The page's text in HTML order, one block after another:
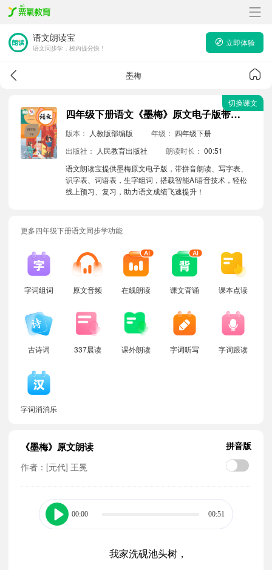
语文朗读宝
语文同步学，校内提分快！
立即体验
墨梅
四年级下册语文《墨梅》原文电子版带拼音朗读音频
版本： 人教版部编版 年级： 四年级下册
出版社：
人民教育出版社 朗读时长： 00:51
语文朗读宝提供墨梅原文电子版，带拼音朗读、写字表、
识字表、词语表，生字组词，搭载智能AI语音技术，轻松
线上预习、复习，助力语文成绩飞速提升！
切换课文
更多四年级下册语文同步学功能
字词组词 原文音频 在线朗读 课文背诵 课本点读
古诗词 337晨读 课外朗读 字词听写 字词跟读
字词消消乐
《墨梅》原文朗读
作者：[元代] 王冕
拼音版
00:00 00:51
我家洗砚池头树，